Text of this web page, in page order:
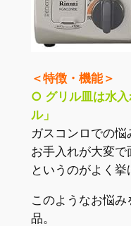
＜特徴・機能＞
○ グリル皿は水入
ル」
ガスコンロでの
お手入れが大変で
というのがよく挙
このようなお悩
品。